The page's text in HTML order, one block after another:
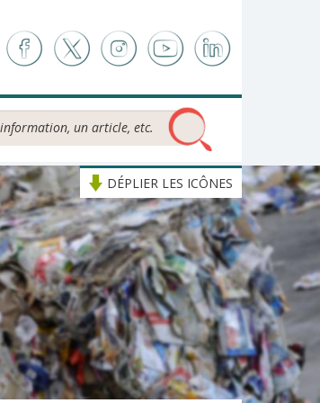
DÉPLIER LES ICÔNES